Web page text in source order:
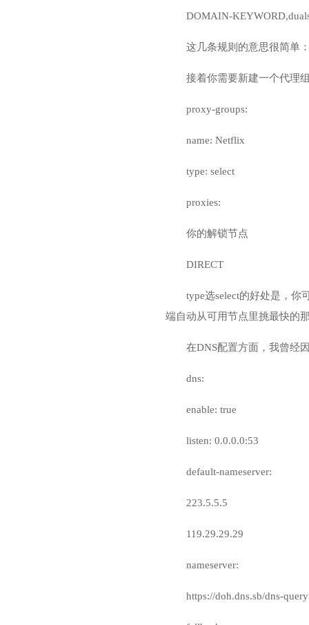
DOMAIN-
这几条规则的意思很简单
接着你需要新建一个代理
proxy-groups:
name: Netflix
type: select
proxies:
你的解锁节点
DIRECT
type选select的好处是，你
端自动从可用节点里挑最快的
在DNS配置方面，我曾经
dns:
enable: true
listen: 0.0.0.0:53
default-nameserver:
223.5.5.5
119.29.29.29
nameserver:
https://doh.dns.sb/dns-query